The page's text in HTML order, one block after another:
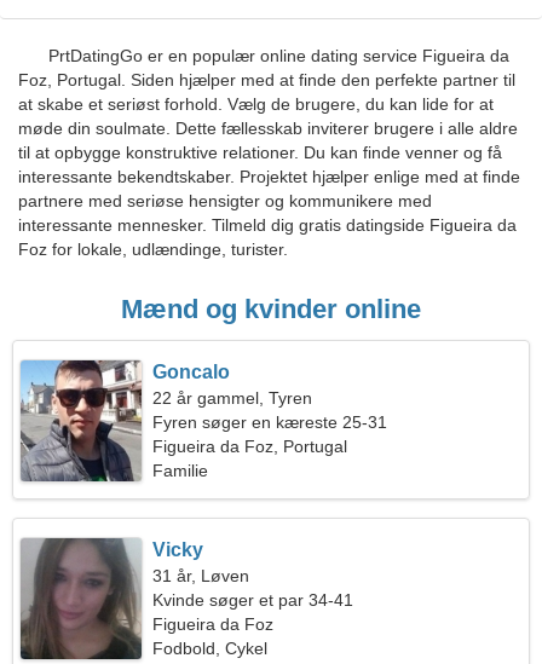
PrtDatingGo er en populær online dating service Figueira da
Foz, Portugal. Siden hjælper med at finde den perfekte partner til
at skabe et seriøst forhold. Vælg de brugere, du kan lide for at
møde din soulmate. Dette fællesskab inviterer brugere i alle aldre
til at opbygge konstruktive relationer. Du kan finde venner og få
interessante bekendtskaber. Projektet hjælper enlige med at finde
partnere med seriøse hensigter og kommunikere med
interessante mennesker. Tilmeld dig gratis datingside Figueira da
Foz for lokale, udlændinge, turister.
Mænd og kvinder online
Goncalo
22 år gammel, Tyren
Fyren søger en kæreste 25-31
Figueira da Foz, Portugal
Familie
Vicky
31 år, Løven
Kvinde søger et par 34-41
Figueira da Foz
Fodbold, Cykel